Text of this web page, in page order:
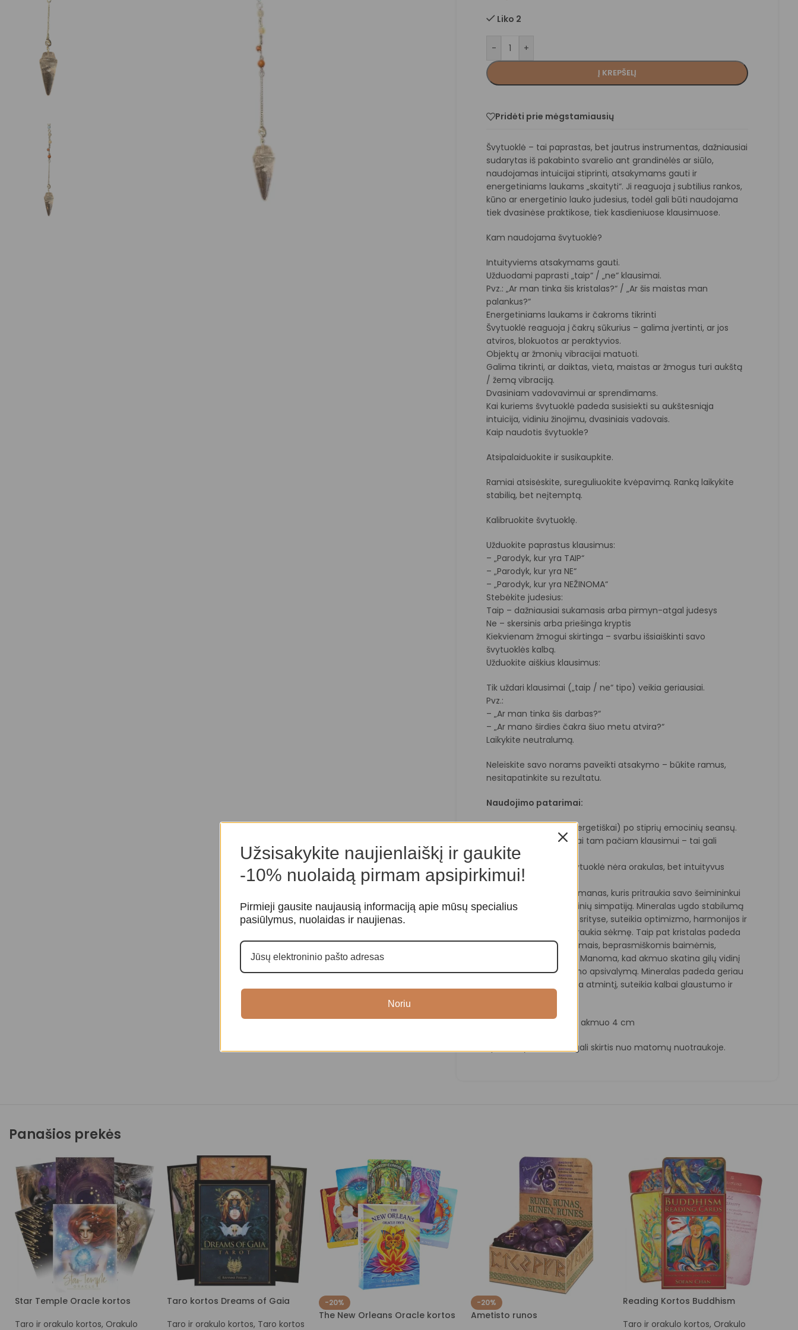
Liko 2
- +
Į KREPŠELĮ
Pridėti prie mėgstamiausių
Švytuoklė – tai paprastas, bet jautrus instrumentas, dažniausiai
sudarytas iš pakabinto svarelio ant grandinėlės ar siūlo,
naudojamas intuicijai stiprinti, atsakymams gauti ir
energetiniams laukams „skaityti“. Ji reaguoja į subtilius rankos,
kūno ar energetinio lauko judesius, todėl gali būti naudojama
tiek dvasinėse praktikose, tiek kasdieniuose klausimuose.
Kam naudojama švytuoklė?
Intuityviems atsakymams gauti.
Užduodami paprasti „taip“ / „ne“ klausimai.
Pvz.: „Ar man tinka šis kristalas?“ / „Ar šis maistas man
palankus?“
Energetiniams laukams ir čakroms tikrinti
Švytuoklė reaguoja į čakrų sūkurius – galima įvertinti, ar jos
atviros, blokuotos ar peraktyvios.
Objektų ar žmonių vibracijai matuoti.
Galima tikrinti, ar daiktas, vieta, maistas ar žmogus turi aukštą
/ žemą vibraciją.
Dvasiniam vadovavimui ar sprendimams.
Kai kuriems švytuoklė padeda susisiekti su aukštesniąja
intuicija, vidiniu žinojimu, dvasiniais vadovais.
Kaip naudotis švytuokle?
Atsipalaiduokite ir susikaupkite.
Ramiai atsisėskite, sureguliuokite kvėpavimą. Ranką laikykite
stabilią, bet neįtemptą.
Kalibruokite švytuoklę.
Užduokite paprastus klausimus:
– „Parodyk, kur yra TAIP“
– „Parodyk, kur yra NE“
– „Parodyk, kur yra NEŽINOMA“
Stebėkite judesius:
Taip – dažniausiai sukamasis arba pirmyn-atgal judesys
Ne – skersinis arba priešinga kryptis
Kiekvienam žmogui skirtinga – svarbu išsiaiškinti savo
švytuoklės kalbą.
Užduokite aiškius klausimus:
Tik uždari klausimai („taip / ne“ tipo) veikia geriausiai.
Pvz.:
– „Ar man tinka šis darbas?“
– „Ar mano širdies čakra šiuo metu atvira?“
Laikykite neutralumą.
Neleiskite savo norams paveikti atsakymo – būkite ramus,
nesitapatinkite su rezultatu.
Naudojimo patarimai:
Valykite švytuoklę (energetiškai) po stiprių emocinių seansų.
Nenaudokite per dažnai tam pačiam klausimui – tai gali
klaidinti.
Gerbkite intuiciją – švytuoklė nėra orakulas, bet intuityvus
įrankis.
– talismanas, kuris pritraukia savo šeimininkui
meilę, dėmesį ir aplinkinių simpatiją. Mineralas ugdo stabilumą
ir pastovumą įvairiose srityse, suteikia optimizmo, harmonijos ir
komforto jausmą, pritraukia sėkmę. Taip pat kristalas padeda
kovoti su miego sutrikimais, beprasmiškomis baimėmis,
fobijomis ir košmarais. Manoma, kad akmuo skatina gilų vidinį
žmogaus dvasios ir kūno apsivalymą. Mineralas padeda geriau
sutelkti dėmesį, stiprina atmintį, suteikia kalbai glaustumo ir
Ilgis švytuoklės 24 cm, akmuo 4 cm
Spalva, dydis ir raštai gali skirtis nuo matomų nuotraukoje.
Panašios prekės
Star Temple Oracle kortos
Taro ir orakulo kortos, Orakulo
Taro kortos Dreams of Gaia
Taro ir orakulo kortos, Taro kortos
-20%
The New Orleans Oracle kortos
-20%
Ametisto runos
Reading Kortos Buddhism
Taro ir orakulo kortos, Orakulo
Užsisakykite naujienlaiškį ir gaukite
-10% nuolaidą pirmam apsipirkimui!
Pirmieji gausite naujausią informaciją apie mūsų specialius
pasiūlymus, nuolaidas ir naujienas.
Noriu